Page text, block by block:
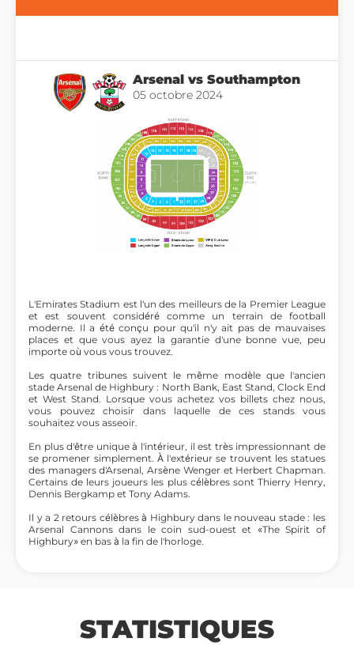
Arsenal vs Southampton
05 octobre 2024
L'Emirates Stadium est l'un des meilleurs de la Premier League
et est souvent considéré comme un terrain de football
moderne. Il a été conçu pour qu'il n'y ait pas de mauvaises
places et que vous ayez la garantie d'une bonne vue, peu
importe où vous vous trouvez.
Les quatre tribunes suivent le même modèle que l'ancien
stade Arsenal de Highbury : North Bank, East Stand, Clock End
et West Stand. Lorsque vous achetez vos billets chez nous,
vous pouvez choisir dans laquelle de ces stands vous
souhaitez vous asseoir.
En plus d'être unique à l'intérieur, il est très impressionnant de
se promener simplement. À l'extérieur se trouvent les statues
des managers d'Arsenal, Arsène Wenger et Herbert Chapman.
Certains de leurs joueurs les plus célèbres sont Thierry Henry,
Dennis Bergkamp et Tony Adams.
Il y a 2 retours célèbres à Highbury dans le nouveau stade : les
Arsenal Cannons dans le coin sud-ouest et «The Spirit of
Highbury» en bas à la fin de l'horloge.
STATISTIQUES